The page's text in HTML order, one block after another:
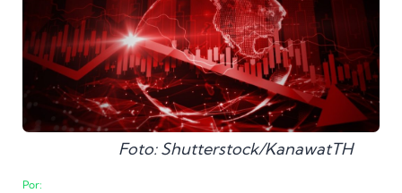
Foto: Shutterstock/KanawatTH
Por: